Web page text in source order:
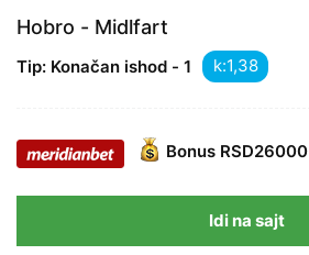
Hobro - Midlfart
Tip: Konačan ishod - 1 k:
Bonus RSD26000
Idi na sajt